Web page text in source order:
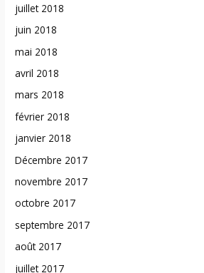
juillet 2018
juin 2018
mai 2018
avril 2018
mars 2018
février 2018
janvier 2018
Décembre 2017
novembre 2017
octobre 2017
septembre 2017
août 2017
juillet 2017